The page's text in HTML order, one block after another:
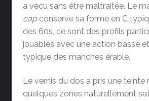
a vécu sans être maltraitée. Le
cap conserve sa forme en C
des 60s, ce sont des profils
jouables avec une action basse
typique des manches érable.
Le vernis du dos a pris une teinte
quelques zones naturellement